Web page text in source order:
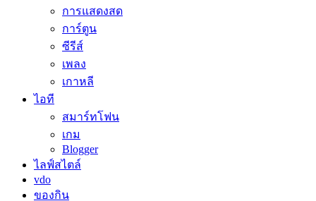
การแสดงสด
การ์ตูน
ซีรีส์
เพลง
เกาหลี
ไอที
สมาร์ทโฟน
เกม
Blogger
ไลฟ์สไตล์
vdo
ของกิน